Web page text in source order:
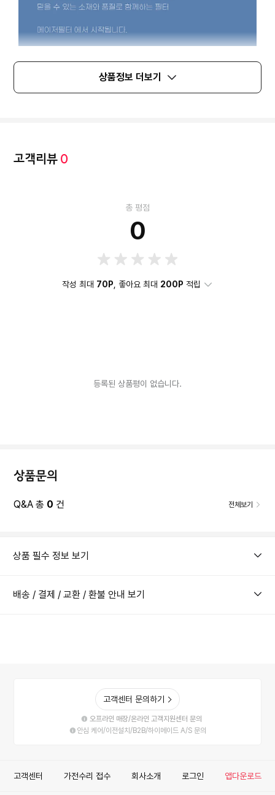
상품정보 더보기
고객리뷰 0
총 평점
0
작성 최대 70P , 좋아요 최대 200P 적립
등록된 상품평이 없습니다.
상품문의
Q&A 총 0 건 전체보기
상품 필수 정보 보기
배송 / 결제 / 교환 / 환불 안내 보기
고객센터 문의하기
오프라인 매장/온라인 고객지원센터 문의
안심 케어/이전설치/B2B/하이메이드 A/S 문의
고객센터 가전수리 접수 회사소개 로그인 앱다운로드